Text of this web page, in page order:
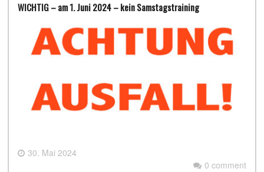
WICHTIG – am 1. Juni 2024 – kein Samstagstraining
30. Mai 2024
0 comment